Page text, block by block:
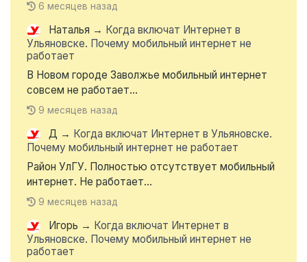
6 месяцев назад
Наталья → Когда включат Интернет в
Ульяновске. Почему мобильный интернет не
работает
В Новом городе Заволжье мобильный интернет
совсем не работает...
9 месяцев назад
Д → Когда включат Интернет в Ульяновске.
Почему мобильный интернет не работает
Район УлГУ. Полностью отсутствует мобильный
интернет. Не работает...
9 месяцев назад
Игорь → Когда включат Интернет в
Ульяновске. Почему мобильный интернет не
работает